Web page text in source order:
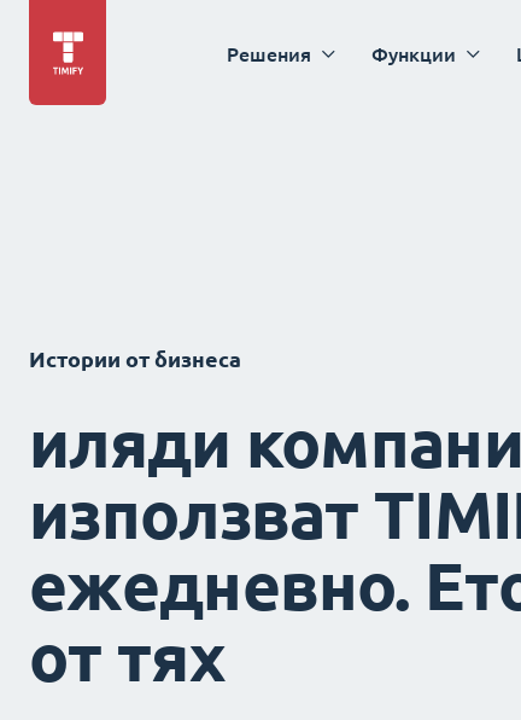
Решения Функции
Истории от бизнеса
иляди
използват
ежедневно.
от тях